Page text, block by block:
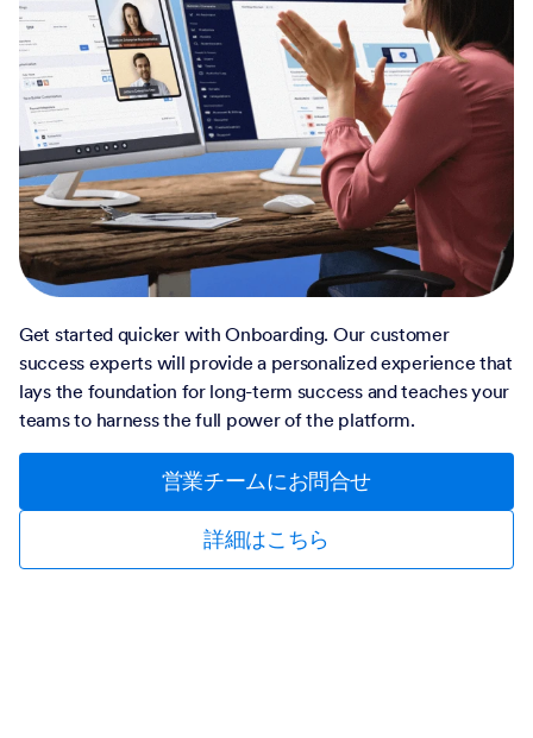
Get started quicker with Onboarding. Our customer
success experts will provide a personalized experience that
lays the foundation for long-term success and teaches your
teams to harness the full power of the platform.
営業チームにお問合せ
詳細はこちら